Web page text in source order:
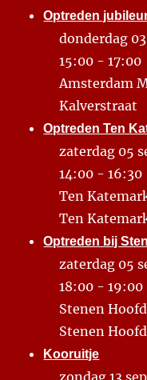
Optreden
donderdag
15:00 - 17:00
Amsterdam
Kalverstraat
Optreden Ten
zaterdag 05
14:00 - 16:30
Ten
Ten
Optreden bij
zaterdag 05
18:00 - 19:00
Stenen Hoofd
Stenen Hoofd
Kooruitje
zondag 13